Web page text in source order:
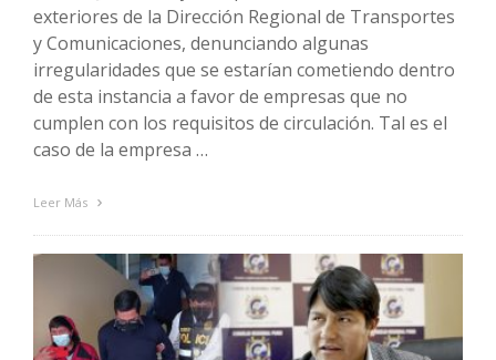
exteriores de la Dirección Regional de Transportes
y Comunicaciones, denunciando algunas
irregularidades que se estarían cometiendo dentro
de esta instancia a favor de empresas que no
cumplen con los requisitos de circulación. Tal es el
caso de la empresa …
Leer Más